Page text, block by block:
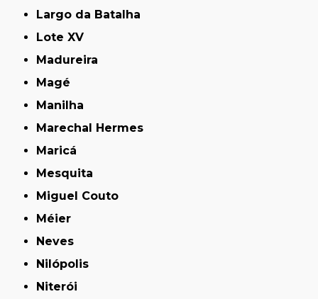
Largo da Batalha
Lote XV
Madureira
Magé
Manilha
Marechal Hermes
Maricá
Mesquita
Miguel Couto
Méier
Neves
Nilópolis
Niterói